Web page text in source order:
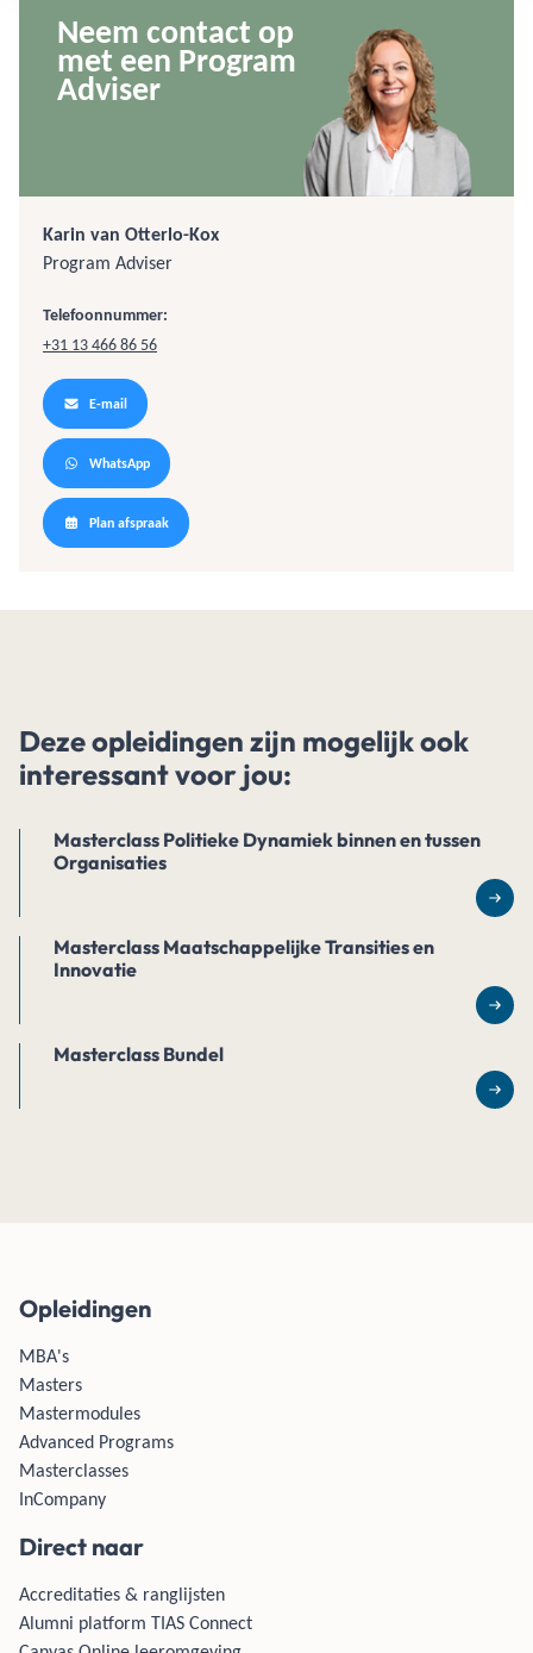
Neem contact op
met een Program
Adviser
Karin van Otterlo-Kox
Program Adviser
Telefoonnummer:
+31 13 466 86 56
E-mail
WhatsApp
Plan afspraak
Deze opleidingen zijn mogelijk ook
interessant voor jou:
Masterclass Politieke Dynamiek binnen en tussen
Organisaties
Masterclass Maatschappelijke Transities en
Innovatie
Masterclass Bundel
Opleidingen
MBA's
Masters
Mastermodules
Advanced Programs
Masterclasses
InCompany
Direct naar
Accreditaties & ranglijsten
Alumni platform TIAS Connect